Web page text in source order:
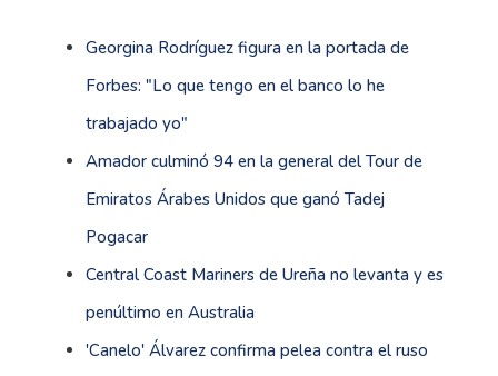
Georgina Rodríguez figura en la portada de
Forbes: "Lo que tengo en el banco lo he
trabajado yo"
Amador culminó 94 en la general del Tour de
Emiratos Árabes Unidos que ganó Tadej
Pogacar
Central Coast Mariners de Ureña no levanta y es
penúltimo en Australia
'Canelo' Álvarez confirma pelea contra el ruso